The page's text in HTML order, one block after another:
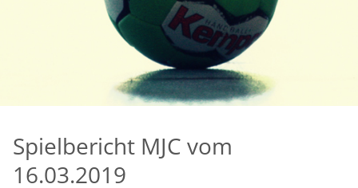
ALLE AUSWÄHLEN
Spielbericht MJC vom
16.03.2019